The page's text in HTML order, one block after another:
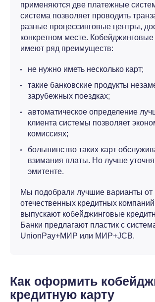
применяются две платежные
система позволяет проводить
разные процессинговые центры,
конкретном месте. Кобейджинговые
имеют ряд преимуществ:
не нужно иметь несколько карт;
такие банковские продукты
зарубежных поездках;
автоматическое определение
клиента системы позволяет
комиссиях;
большинство таких карт
взимания платы. Но лучше
эмитенте.
Мы подобрали лучшие варианты от
отечественных кредитных
выпускают кобейджинговые
Банки предлагают пластик с
UnionPay+МИР или МИР+JCB.
Как оформить
кредитную карту